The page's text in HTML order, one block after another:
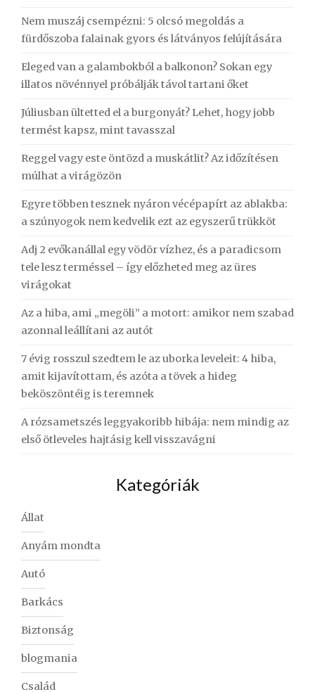
Nem muszáj csempézni: 5 olcsó megoldás a
fürdőszoba falainak gyors és látványos felújítására
Eleged van a galambokból a balkonon? Sokan egy
illatos növénnyel próbálják távol tartani őket
Júliusban ültetted el a burgonyát? Lehet, hogy jobb
termést kapsz, mint tavasszal
Reggel vagy este öntözd a muskátlit? Az időzítésen
múlhat a virágözön
Egyre többen tesznek nyáron vécépapírt az ablakba:
a szúnyogok nem kedvelik ezt az egyszerű trükköt
Adj 2 evőkanállal egy vödör vízhez, és a paradicsom
tele lesz terméssel – így előzheted meg az üres
virágokat
Az a hiba, ami „megöli” a motort: amikor nem szabad
azonnal leállítani az autót
7 évig rosszul szedtem le az uborka leveleit: 4 hiba,
amit kijavítottam, és azóta a tövek a hideg
beköszöntéig is teremnek
A rózsametszés leggyakoribb hibája: nem mindig az
első ötleveles hajtásig kell visszavágni
Kategóriák
Állat
Anyám mondta
Autó
Barkács
Biztonság
blogmania
Család